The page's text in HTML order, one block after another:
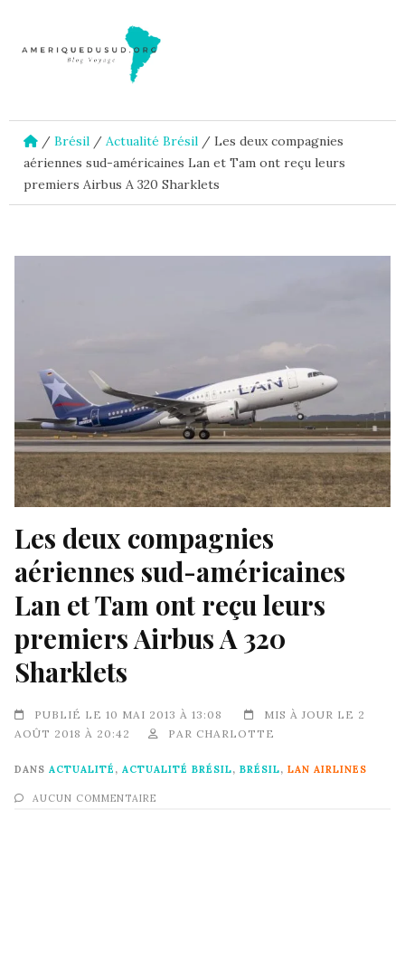
/ Brésil / Actualité Brésil / Les deux compagnies
aériennes sud-américaines Lan et Tam ont reçu leurs
premiers Airbus A 320 Sharklets
Les deux compagnies
aériennes sud-américaines
Lan et Tam ont reçu leurs
premiers Airbus A 320
Sharklets
PUBLIÉ LE 10 MAI 2013 À 13:08
MIS À JOUR LE 2
AOÛT 2018 À 20:42
PAR CHARLOTTE
DANS ACTUALITÉ , ACTUALITÉ BRÉSIL, BRÉSIL, LAN AIRLINES
AUCUN COMMENTAIRE